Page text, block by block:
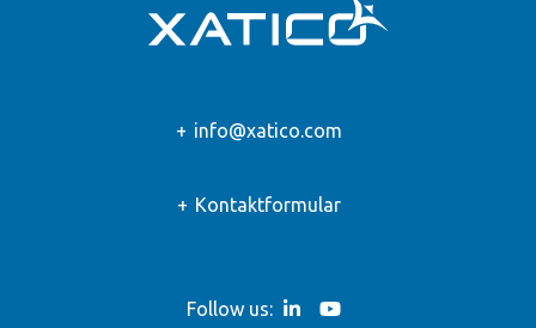
info@xatico.com
Kontaktformular
Follow us: